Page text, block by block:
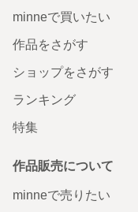
minneで買いたい
作品をさがす
ショップをさがす
ランキング
特集
作品販売について
minneで売りたい